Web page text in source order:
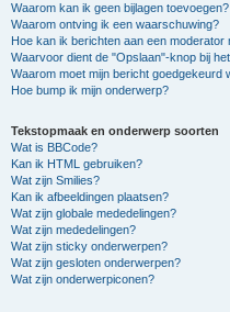
Waarom kan ik geen bijlagen toevoegen?
Waarom ontving ik een waarschuwing?
Hoe kan ik berichten aan een moderator
Waarvoor dient de "Opslaan"-knop bij
Waarom moet mijn bericht goedgekeurd
Hoe bump ik mijn onderwerp?
Tekstopmaak en onderwerp soorten
Wat is BBCode?
Kan ik HTML gebruiken?
Wat zijn Smilies?
Kan ik afbeeldingen plaatsen?
Wat zijn globale mededelingen?
Wat zijn mededelingen?
Wat zijn sticky onderwerpen?
Wat zijn gesloten onderwerpen?
Wat zijn onderwerpiconen?